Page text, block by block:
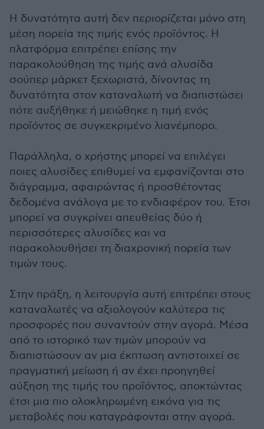
Η δυνατότητα αυτή δεν περιορίζεται μόνο στη
μέση πορεία της τιμής ενός προϊόντος. Η
πλατφόρμα επιτρέπει επίσης την
παρακολούθηση της τιμής ανά αλυσίδα
σούπερ μάρκετ ξεχωριστά, δίνοντας τη
δυνατότητα στον καταναλωτή να διαπιστώσει
πότε αυξήθηκε ή μειώθηκε η τιμή ενός
προϊόντος σε συγκεκριμένο λιανέμπορο.
Παράλληλα, ο χρήστης μπορεί να επιλέγει
ποιες αλυσίδες επιθυμεί να εμφανίζονται στο
διάγραμμα, αφαιρώντας ή προσθέτοντας
δεδομένα ανάλογα με το ενδιαφέρον του. Έτσι
μπορεί να συγκρίνει απευθείας δύο ή
περισσότερες αλυσίδες και να
παρακολουθήσει τη διαχρονική πορεία των
τιμών τους.
Στην πράξη, η λειτουργία αυτή επιτρέπει στους
καταναλωτές να αξιολογούν καλύτερα τις
προσφορές που συναντούν στην αγορά. Μέσα
από το ιστορικό των τιμών μπορούν να
διαπιστώσουν αν μια έκπτωση αντιστοιχεί σε
πραγματική μείωση ή αν έχει προηγηθεί
αύξηση της τιμής του προϊόντος, αποκτώντας
έτσι μια πιο ολοκληρωμένη εικόνα για τις
μεταβολές που καταγράφονται στην αγορά.